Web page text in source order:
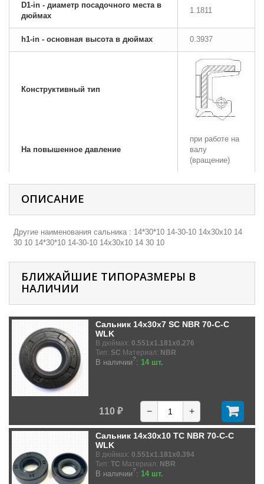
D1-in - диаметр посадочного места в
дюймах
1.1811
h1-in - основная высота в дюймах 0.3937
Конструктивный тип
На повышенное давление
при работе на
валу
(вращение)
ОПИСАНИЕ
Другие наименования сальника : 14*30*10 14-30-10 14х30х10 14
30 10 14*30*10 14-30-10 14х30х10 14 30 10
БЛИЖАЙШИЕ ТИПОРАЗМЕРЫ В
НАЛИЧИИ
Сальник 14x30x7 SC NBR 70-C-C
WLK
В дюймах: 0.551x1.181x0.276
Тип: SC Материал: NBR
В наличии?: 14 шт.
110 ₽ − +
Сальник 14x30x10 TC NBR 70-C-C
WLK
В дюймах: 0.551x1.181x0.394
Тип: TC Материал: NBR
В наличии?: 14 шт.